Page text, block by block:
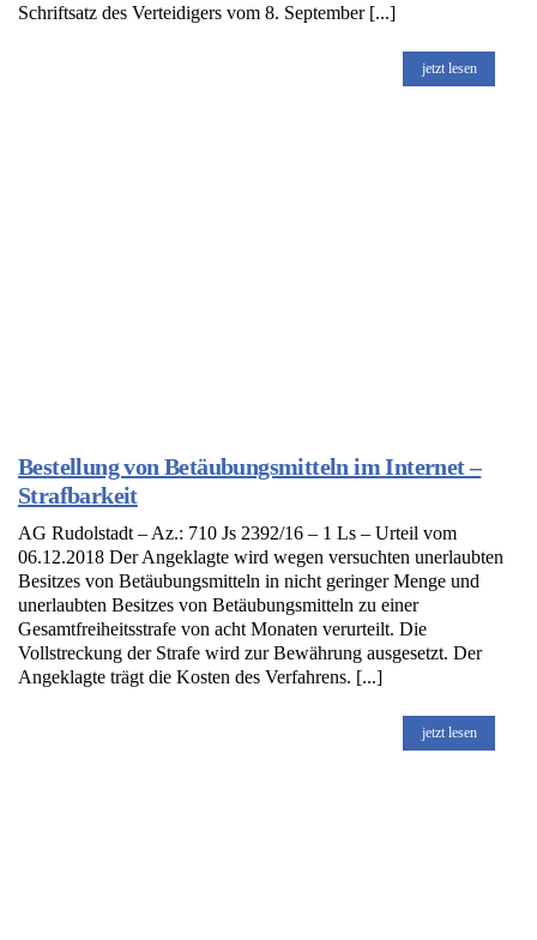
Schriftsatz des Verteidigers vom 8. September [...]
jetzt lesen
Bestellung von Betäubungsmitteln im Internet –
Strafbarkeit
AG Rudolstadt – Az.: 710 Js 2392/16 – 1 Ls – Urteil vom
06.12.2018 Der Angeklagte wird wegen versuchten unerlaubten
Besitzes von Betäubungsmitteln in nicht geringer Menge und
unerlaubten Besitzes von Betäubungsmitteln zu einer
Gesamtfreiheitsstrafe von acht Monaten verurteilt. Die
Vollstreckung der Strafe wird zur Bewährung ausgesetzt. Der
Angeklagte trägt die Kosten des Verfahrens. [...]
jetzt lesen